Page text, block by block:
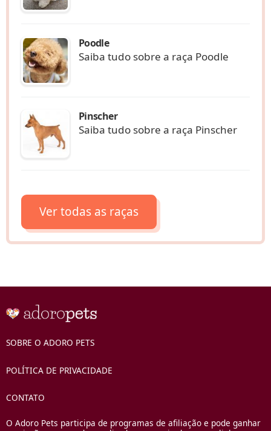
Poodle
Saiba tudo sobre a raça Poodle
Pinscher
Saiba tudo sobre a raça Pinscher
Ver todas as raças
SOBRE O ADORO PETS
POLÍTICA DE PRIVACIDADE
CONTATO
O Adoro Pets participa de programas de afiliação e pode ganhar